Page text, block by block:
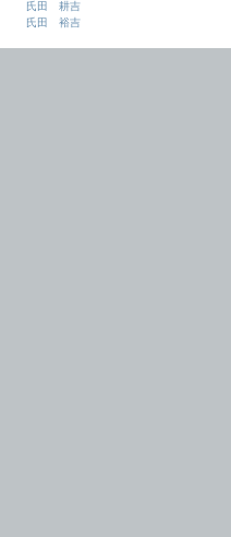
氏田 耕吉
氏田 裕吉